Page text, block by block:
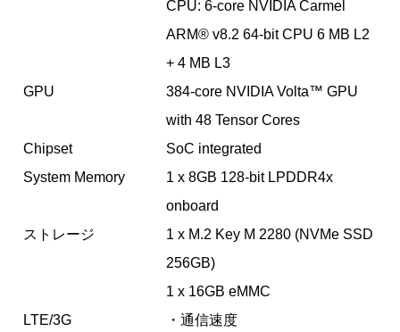
CPU: 6-core NVIDIA Carmel
ARM® v8.2 64-bit CPU 6 MB L2
+ 4 MB L3
GPU
384-core NVIDIA Volta™ GPU
with 48 Tensor Cores
Chipset
SoC integrated
System Memory
1 x 8GB 128-bit LPDDR4x
onboard
ストレージ
1 x M.2 Key M 2280 (NVMe SSD
256GB)
1 x 16GB eMMC
LTE/3G
・通信速度